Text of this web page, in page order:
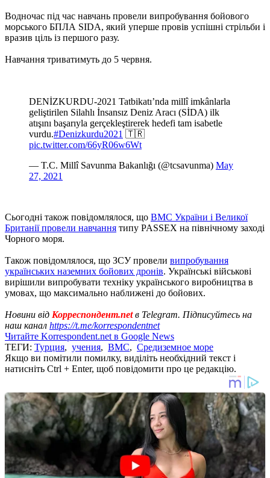
Водночас під час навчань провели випробування бойового
морського БПЛА SIDA, який уперше провів успішні стрільби і
вразив ціль із першого разу.
Навчання триватимуть до 5 червня.
DENİZKURDU-2021 Tatbikatı’nda millî imkânlarla
geliştirilen Silahlı İnsansız Deniz Aracı (SİDA) ilk
atışını başarıyla gerçekleştirerek hedefi tam isabetle
vurdu.#Denizkurdu2021 🇹🇷
pic.twitter.com/66yR06w6Wt
— T.C. Millî Savunma Bakanlığı (@tcsavunma) May
27, 2021
Сьогодні також повідомлялося, що ВМС України і Великої
Британії провели навчання типу PASSEX на північному заході
Чорного моря.
Також повідомлялося, що ЗСУ провели випробування
українських наземних бойових дронів. Українські військові
вирішили випробувати техніку українського виробництва в
умовах, що максимально наближені до бойових.
Новини від Корреспондент.netв Telegram. Підписуйтесь на
наш канал https://t.me/korrespondentnet
Читайте Korrespondent.net в Google News
ТЕГИ: Турция, учения, ВМС, Средиземное море
Якщо ви помітили помилку, виділіть необхідний текст і
натисніть Ctrl + Enter, щоб повідомити про це редакцію.